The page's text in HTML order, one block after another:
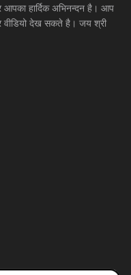
आपका हार्दिक अभिनन्दन है। आप
वीडियो देख सकते है। जय श्री